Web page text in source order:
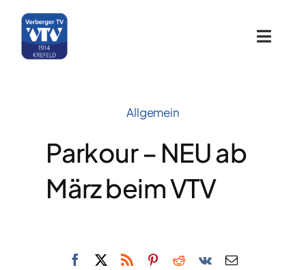
Inhalt
springen
Toggle
Galerie
Allgemein
Parkour – NEU ab
März beim VTV